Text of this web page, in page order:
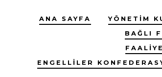
ANA SAYFA YÖNETIM
BAĞLI
ENGELLILER